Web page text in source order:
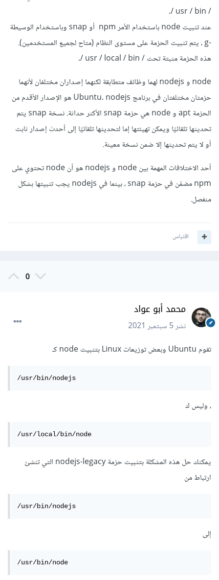
/ usr / bin /.
عند تثبيت node باستخدام الأمر npm أو snap وباستخدام الوسيطة
-g ، يتم تثبيت الحزمة على مستوى النظام (متاح لجميع المستخدمين).
هذه الحزمة مثبتة تحت / usr / local / bin /.
node و nodejs لهما وظائف متطابقة لكنهما إصداران مختلفان لأنهما
حزمتان مختلفتان في برنامج Ubuntu. nodejs هو الإصدار الأقدم من
الحزمة apt و node هي حزمة snap الأكثر حداثة. نسخة snap يتم
تحديثها تلقائيًا ويمكن تهيئتها إما لتحديثها تلقائيًا إلى أحدث إصدار ثابت
أو لا يتم تحديثها إلا ضمن نسخة معينة.
أحد الاختلافات المهمة بين node و nodejs هو أن node تحتوي على
npm مضمّن في حزمة snap ، بينما في nodejs يجب تثبيتها بشكل
منفصل.
اقتباس
0
محمد أبو عواد
نشر5 سبتمبر 2021
تقوم Ubuntu وبعض توزيعات Linux بتثبيت node كـ
/usr/bin/nodejs
، وليس ك
/usr/local/bin/node
يمكنك حل هذه المشكلة بتثبيت حزمة nodejs-legacy التي تنشئ
ارتباط من
/usr/bin/nodejs
إلى
/usr/bin/node